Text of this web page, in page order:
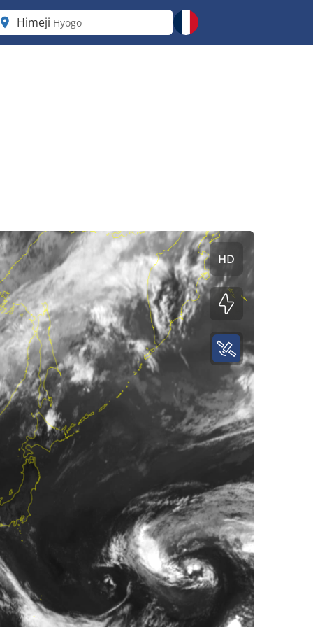
Himeji Hyōgo